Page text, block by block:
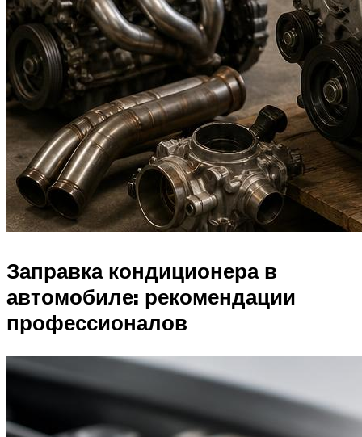
Заправка кондиционера в
автомобиле: рекомендации
профессионалов